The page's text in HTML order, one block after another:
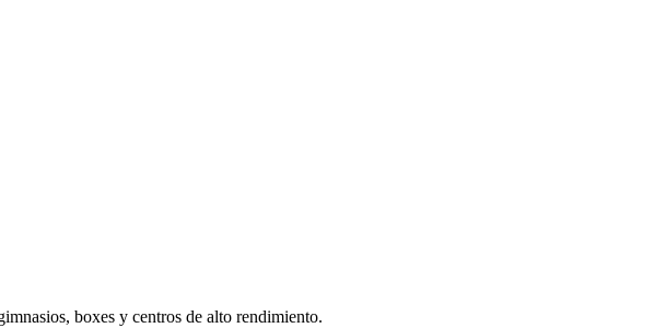
boxes y centros de alto rendimiento.